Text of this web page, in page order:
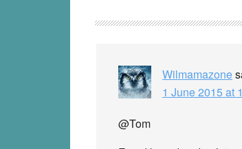
Interactions
Wilmamazone
1 June 2015 at
@Tom